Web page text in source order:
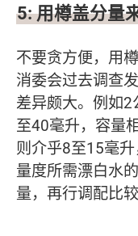
5: 用樽盖分量
不要贪方便，用
消委会过去调查
差异颇大。例如
至40毫升，容量
则介乎8至15毫
量度所需漂白水
量，再行调配比较